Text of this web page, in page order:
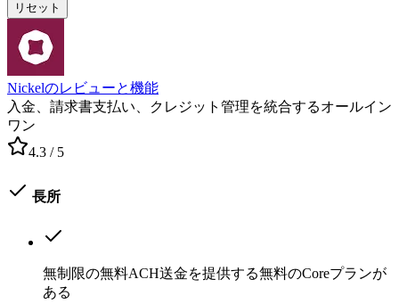
リセット
Nickelのレビューと機能
入金、請求書支払い、クレジット管理を統合するオールイン
ワン
4.3 / 5
長所
無制限の無料ACH送金を提供する無料のCoreプランが
ある